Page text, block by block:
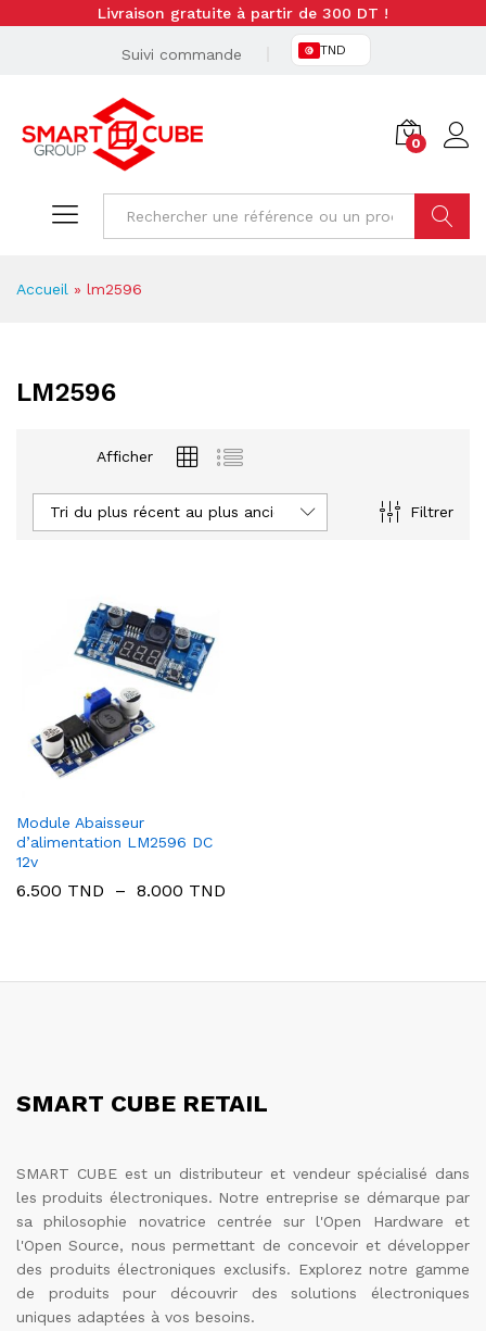
Livraison gratuite à partir de 300 DT !
Suivi commande TND
0
Accueil » lm2596
LM2596
Afficher
Filtrer
Tri du plus récent au plus ancien
Module Abaisseur
d’alimentation LM2596 DC
12v
6.500 TND – 8.000 TND
SMART CUBE RETAIL
SMART CUBE est un distributeur et vendeur spécialisé dans
les produits électroniques. Notre entreprise se démarque par
sa philosophie novatrice centrée sur l'Open Hardware et
l'Open Source, nous permettant de concevoir et développer
des produits électroniques exclusifs. Explorez notre gamme
de produits pour découvrir des solutions électroniques
uniques adaptées à vos besoins.